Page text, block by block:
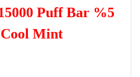
Puff Bar %5
Mint